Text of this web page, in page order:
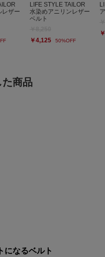
レザー
LIFE STYLE TAILOR
水染めアニリンレザー
ベルト
￥4,125
50%OFF
た商品
になるベルト